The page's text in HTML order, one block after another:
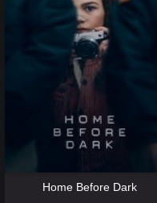
Home Before Dark